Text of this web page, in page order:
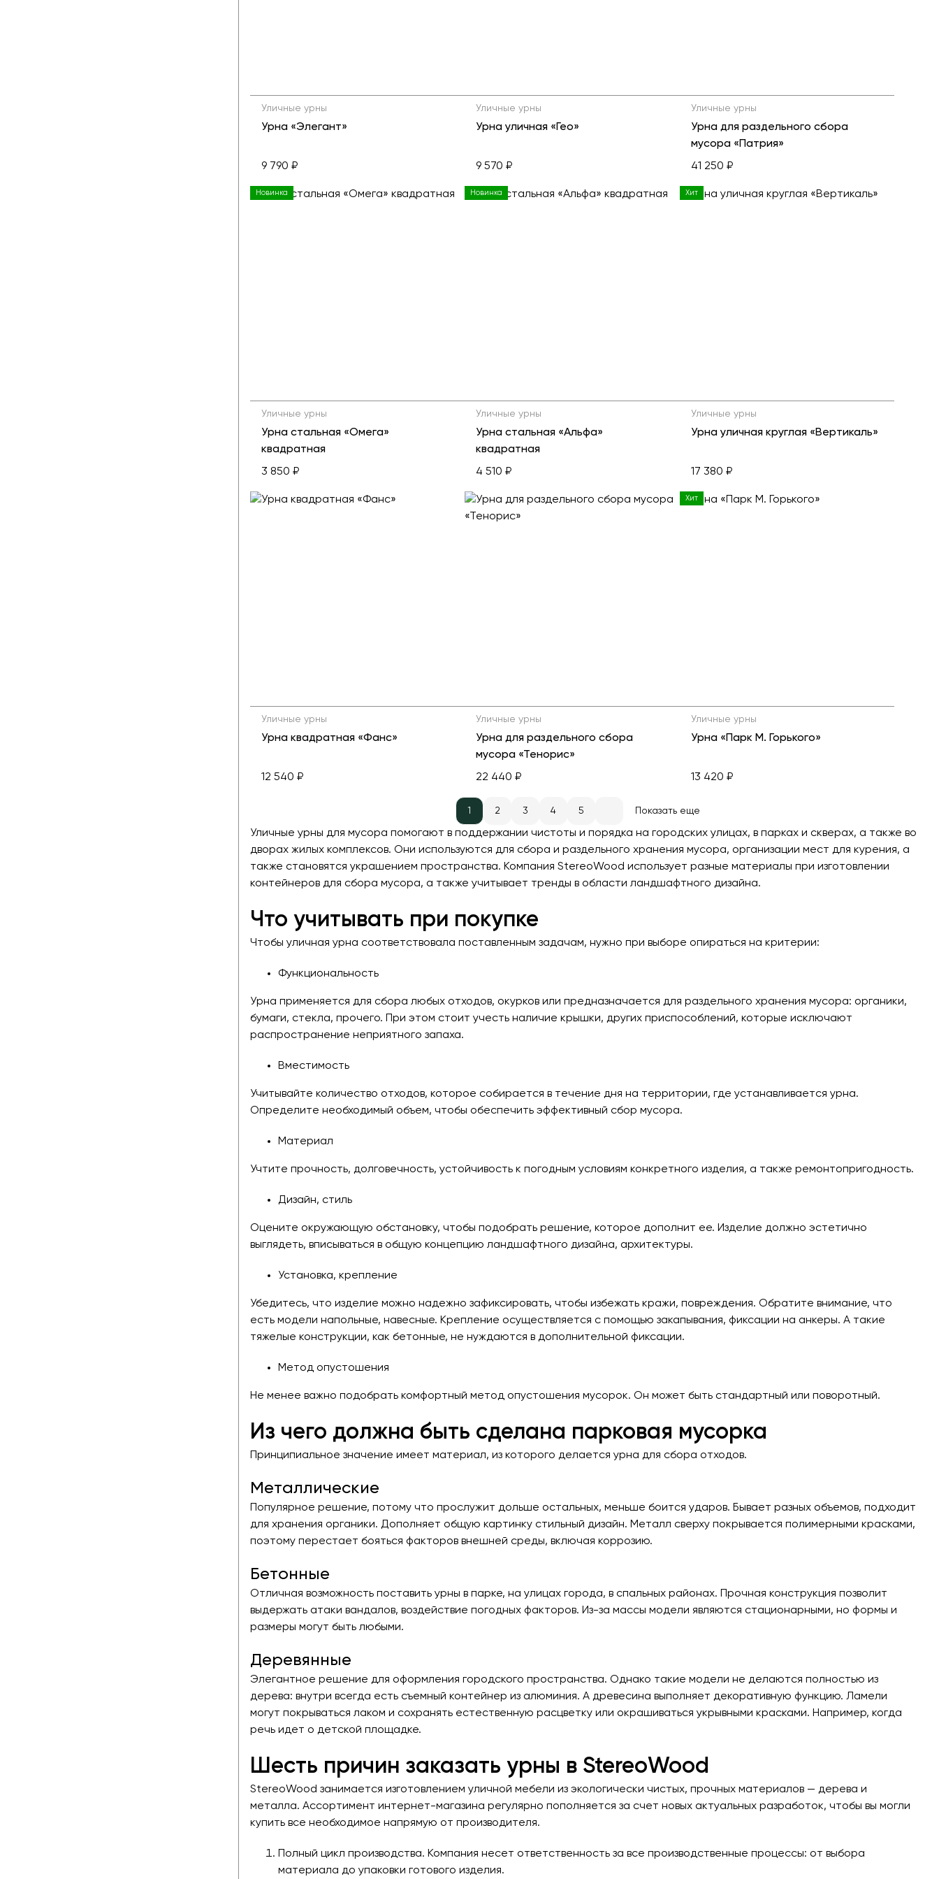
Уличные урны
Урна «Элегант»
9 790 ₽
Уличные урны
Урна уличная «Гео»
9 570 ₽
Уличные урны
Урна для раздельного сбора
мусора «Патрия»
41 250 ₽
Новинка
Уличные урны
Урна стальная «Омега»
квадратная
3 850 ₽
Новинка
Уличные урны
Урна стальная «Альфа»
квадратная
4 510 ₽
Хит
Уличные урны
Урна уличная круглая «Вертикаль»
17 380 ₽
Уличные урны
Урна квадратная «Фанс»
12 540 ₽
Уличные урны
Урна для раздельного сбора
мусора «Тенорис»
22 440 ₽
Хит
Уличные урны
Урна «Парк М. Горького»
13 420 ₽
1 2 3 4 5 Показать еще
Уличные урны для мусора помогают в поддержании чистоты и порядка на городских улицах, в парках и скверах, а также во
дворах жилых комплексов. Они используются для сбора и раздельного хранения мусора, организации мест для курения, а
также становятся украшением пространства. Компания StereoWood использует разные материалы при изготовлении
контейнеров для сбора мусора, а также учитывает тренды в области ландшафтного дизайна.
Что учитывать при покупке
Чтобы уличная урна соответствовала поставленным задачам, нужно при выборе опираться на критерии:
Функциональность
Урна применяется для сбора любых отходов, окурков или предназначается для раздельного хранения мусора: органики,
бумаги, стекла, прочего. При этом стоит учесть наличие крышки, других приспособлений, которые исключают
распространение неприятного запаха.
Вместимость
Учитывайте количество отходов, которое собирается в течение дня на территории, где устанавливается урна.
Определите необходимый объем, чтобы обеспечить эффективный сбор мусора.
Материал
Учтите прочность, долговечность, устойчивость к погодным условиям конкретного изделия, а также ремонтопригодность.
Дизайн, стиль
Оцените окружающую обстановку, чтобы подобрать решение, которое дополнит ее. Изделие должно эстетично
выглядеть, вписываться в общую концепцию ландшафтного дизайна, архитектуры.
Установка, крепление
Убедитесь, что изделие можно надежно зафиксировать, чтобы избежать кражи, повреждения. Обратите внимание, что
есть модели напольные, навесные. Крепление осуществляется с помощью закапывания, фиксации на анкеры. А такие
тяжелые конструкции, как бетонные, не нуждаются в дополнительной фиксации.
Метод опустошения
Не менее важно подобрать комфортный метод опустошения мусорок. Он может быть стандартный или поворотный.
Из чего должна быть сделана парковая мусорка
Принципиальное значение имеет материал, из которого делается урна для сбора отходов.
Металлические
Популярное решение, потому что прослужит дольше остальных, меньше боится ударов. Бывает разных объемов, подходит
для хранения органики. Дополняет общую картинку стильный дизайн. Металл сверху покрывается полимерными красками,
поэтому перестает бояться факторов внешней среды, включая коррозию.
Бетонные
Отличная возможность поставить урны в парке, на улицах города, в спальных районах. Прочная конструкция позволит
выдержать атаки вандалов, воздействие погодных факторов. Из-за массы модели являются стационарными, но формы и
размеры могут быть любыми.
Деревянные
Элегантное решение для оформления городского пространства. Однако такие модели не делаются полностью из
дерева: внутри всегда есть съемный контейнер из алюминия. А древесина выполняет декоративную функцию. Ламели
могут покрываться лаком и сохранять естественную расцветку или окрашиваться укрывными красками. Например, когда
речь идет о детской площадке.
Шесть причин заказать урны в StereoWood
StereoWood занимается изготовлением уличной мебели из экологически чистых, прочных материалов — дерева и
металла. Ассортимент интернет-магазина регулярно пополняется за счет новых актуальных разработок, чтобы вы могли
купить все необходимое напрямую от производителя.
Полный цикл производства. Компания несет ответственность за все производственные процессы: от выбора
материала до упаковки готового изделия.